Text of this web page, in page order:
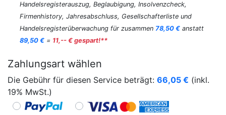
Handelsregisterauszug, Beglaubigung, Insolvenzcheck,
Firmenhistory, Jahresabschluss, Gesellschafterliste und
Handelsregisterüberwachung für zusammen 78,50 € anstatt
89,50 € = 11,-- € gespart!**
Zahlungsart wählen
Die Gebühr für diesen Service beträgt: 66,05 € (inkl.
19% MwSt.)